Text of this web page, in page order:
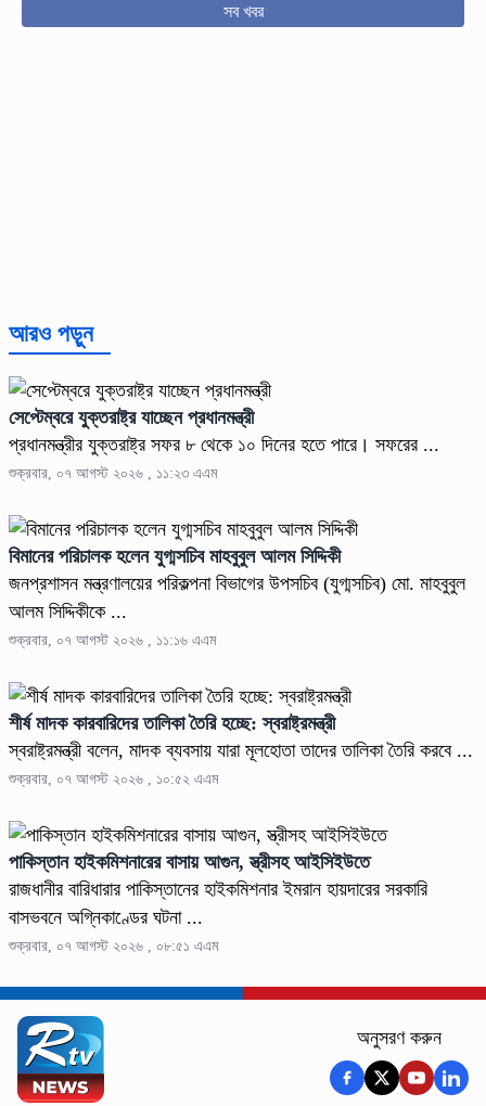
সব খবর
আরও পড়ুন
সেপ্টেম্বরে যুক্তরাষ্ট্র যাচ্ছেন প্রধানমন্ত্রী
প্রধানমন্ত্রীর যুক্তরাষ্ট্র সফর ৮ থেকে ১০ দিনের হতে পারে। সফরের ...
শুক্রবার, ০৭ আগস্ট ২০২৬ , ১১:২৩ এএম
বিমানের পরিচালক হলেন যুগ্মসচিব মাহবুবুল আলম সিদ্দিকী
জনপ্রশাসন মন্ত্রণালয়ের পরিকল্পনা বিভাগের উপসচিব (যুগ্মসচিব) মো. মাহবুবুল
আলম সিদ্দিকীকে ...
শুক্রবার, ০৭ আগস্ট ২০২৬ , ১১:১৬ এএম
শীর্ষ মাদক কারবারিদের তালিকা তৈরি হচ্ছে: স্বরাষ্ট্রমন্ত্রী
স্বরাষ্ট্রমন্ত্রী বলেন, মাদক ব্যবসায় যারা মূলহোতা তাদের তালিকা তৈরি করবে ...
শুক্রবার, ০৭ আগস্ট ২০২৬ , ১০:৫২ এএম
পাকিস্তান হাইকমিশনারের বাসায় আগুন, স্ত্রীসহ আইসিইউতে
রাজধানীর বারিধারার পাকিস্তানের হাইকমিশনার ইমরান হায়দারের সরকারি
বাসভবনে অগ্নিকাণ্ডের ঘটনা ...
শুক্রবার, ০৭ আগস্ট ২০২৬ , ০৮:৫১ এএম
অনুসরণ করুন